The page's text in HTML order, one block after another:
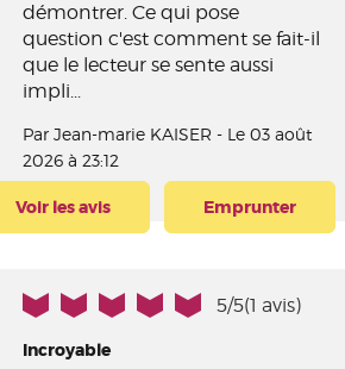
démontrer. Ce qui pose
question c'est comment se fait-il
que le lecteur se sente aussi
impli...
Par Jean-marie KAISER - Le 03 août
2026 à 23:12
Voir les avis Emprunter
5/5(1 avis)
Incroyable